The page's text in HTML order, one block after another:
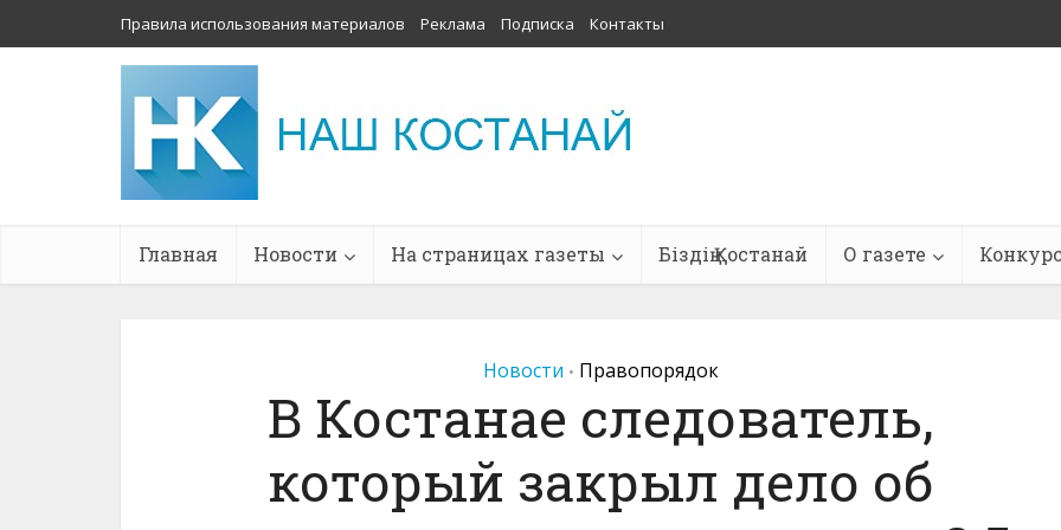
Правила использования материалов Реклама Подписка Контакты
Главная Новости На страницах газеты Біздің Қостанай О газете
Новости • Правопорядок
В Костанае следователь,
который закрыл дело об